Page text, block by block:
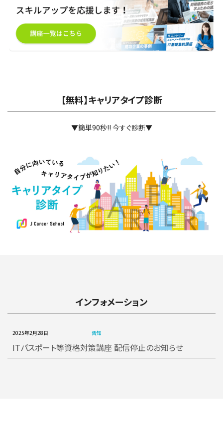
【無料】キャリアタイプ診断
▼簡単90秒!! 今すぐ診断▼
インフォメーション
2025年2月28日 告知
ITパスポート等資格対策講座 配信停止のお知らせ